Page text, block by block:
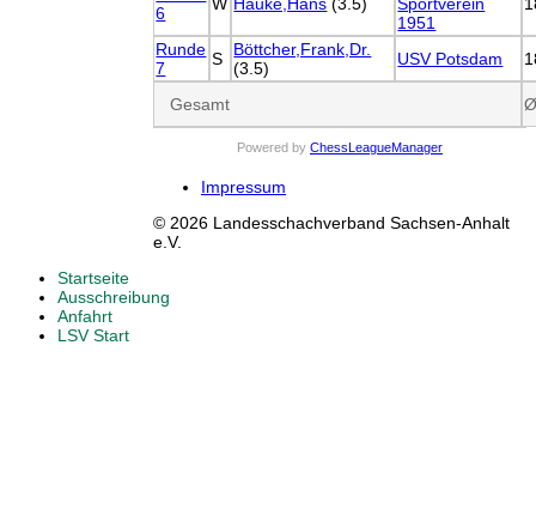
6
1951
Runde
7
S
Böttcher,Frank,Dr.
(3.5)
USV Potsdam
Gesamt
Powered by ChessLeagueManager
Impressum
© 2026 Landesschachverband Sachsen-Anhalt
e.V.
Startseite
Ausschreibung
Anfahrt
LSV Start